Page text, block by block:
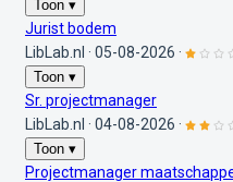
Toon ▾
Jurist bodem
LibLab.nl · 05-08-2026 ·
Toon ▾
Sr. projectmanager
LibLab.nl · 04-08-2026 ·
Toon ▾
Projectmanager